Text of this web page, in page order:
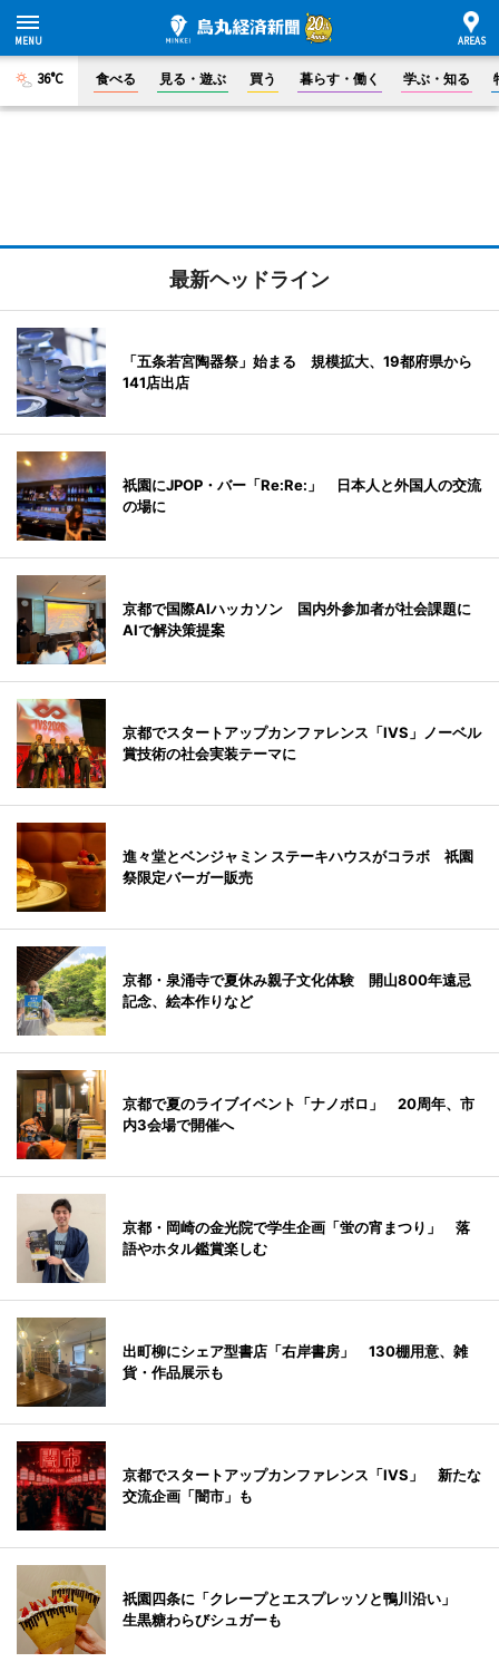
36°C 食べる 見る・遊ぶ 買う 暮らす・働く 学ぶ・知る
最新ヘッドライン
「五条若宮陶器祭」始まる 規模拡大、19都府県から
141店出店
祇園にJPOP・バー「Re:Re:」 日本人と外国人の交流
の場に
京都で国際AIハッカソン 国内外参加者が社会課題に
AIで解決策提案
京都でスタートアップカンファレンス「IVS」ノーベル
賞技術の社会実装テーマに
進々堂とベンジャミン ステーキハウスがコラボ 祇園
祭限定バーガー販売
京都・泉涌寺で夏休み親子文化体験 開山800年遠忌
記念、絵本作りなど
京都で夏のライブイベント「ナノボロ」 20周年、市
内3会場で開催へ
京都・岡崎の金光院で学生企画「蛍の宵まつり」 落
語やホタル鑑賞楽しむ
出町柳にシェア型書店「右岸書房」 130棚用意、雑
貨・作品展示も
京都でスタートアップカンファレンス「IVS」 新たな
交流企画「闇市」も
祇園四条に「クレープとエスプレッソと鴨川沿い」
生黒糖わらびシュガーも